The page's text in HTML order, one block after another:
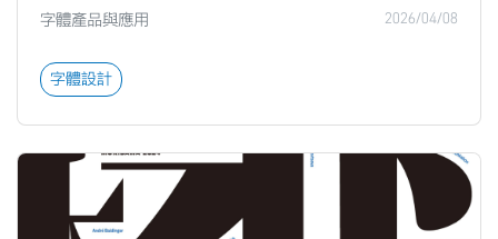
字體產品與應用 2026/04/08
字體設計